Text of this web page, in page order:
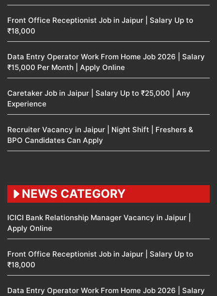
Front Office Receptionist Job in Jaipur | Salary Up to
₹18,000
Data Entry Operator Work From Home Job 2026 | Salary
₹15,000 Per Month | Apply Online
Caretaker Job in Jaipur | Salary Up to ₹25,000 | Any
Experience
Recruiter Vacancy in Jaipur | Night Shift | Freshers &
BPO Candidates Can Apply
NEWS CATEGORY
ICICI Bank Relationship Manager Vacancy in Jaipur |
Apply Online
Front Office Receptionist Job in Jaipur | Salary Up to
₹18,000
Data Entry Operator Work From Home Job 2026 | Salary